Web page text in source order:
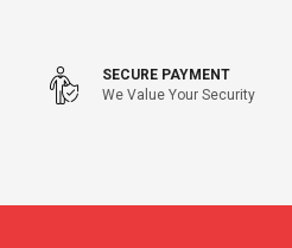
SECURE PAYMENT
We Value Your Security